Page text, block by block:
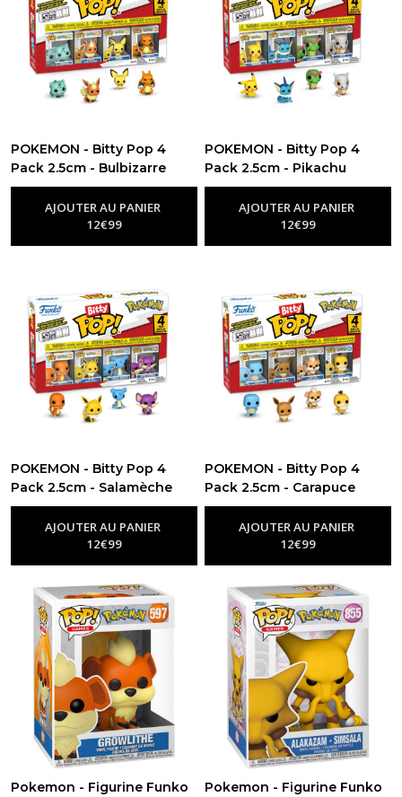
POKEMON - Bitty Pop 4
Pack 2.5cm - Bulbizarre
-Figurine Funko Pop Pokemon
AJOUTER AU PANIER
12€99
POKEMON - Bitty Pop 4
Pack 2.5cm - Pikachu
-Figurine Funko Pop Pokemon
AJOUTER AU PANIER
12€99
POKEMON - Bitty Pop 4
Pack 2.5cm - Salamèche
-Figurine Funko Pop Pokemon
AJOUTER AU PANIER
12€99
POKEMON - Bitty Pop 4
Pack 2.5cm - Carapuce
-Figurine Funko Pop Pokemon
AJOUTER AU PANIER
12€99
Pokemon - Figurine Funko
Pokemon - Figurine Funko